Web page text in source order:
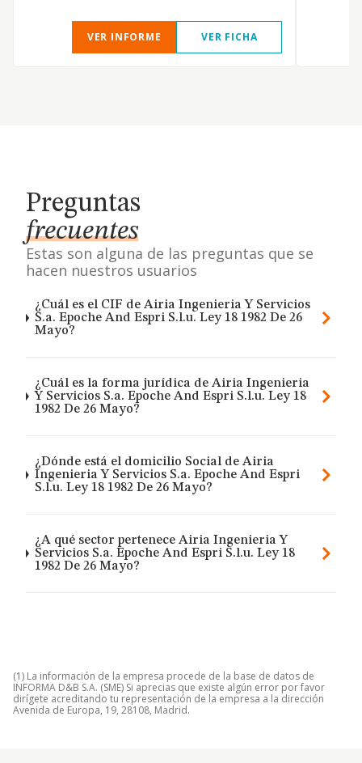
VER INFORME VER FICHA
Preguntas
frecuentes
Estas son alguna de las preguntas que se
hacen nuestros usuarios
¿Cuál es el CIF de Airia Ingenieria Y Servicios
S.a. Epoche And Espri S.l.u. Ley 18 1982 De 26
Mayo?
¿Cuál es la forma jurídica de Airia Ingenieria
Y Servicios S.a. Epoche And Espri S.l.u. Ley 18
1982 De 26 Mayo?
¿Dónde está el domicilio Social de Airia
Ingenieria Y Servicios S.a. Epoche And Espri
S.l.u. Ley 18 1982 De 26 Mayo?
¿A qué sector pertenece Airia Ingenieria Y
Servicios S.a. Epoche And Espri S.l.u. Ley 18
1982 De 26 Mayo?
(1) La información de la empresa procede de la base de datos de
INFORMA D&B S.A. (SME) Si aprecias que existe algún error por favor
dirígete acreditando tu representación de la empresa a la dirección
Avenida de Europa, 19, 28108, Madrid.